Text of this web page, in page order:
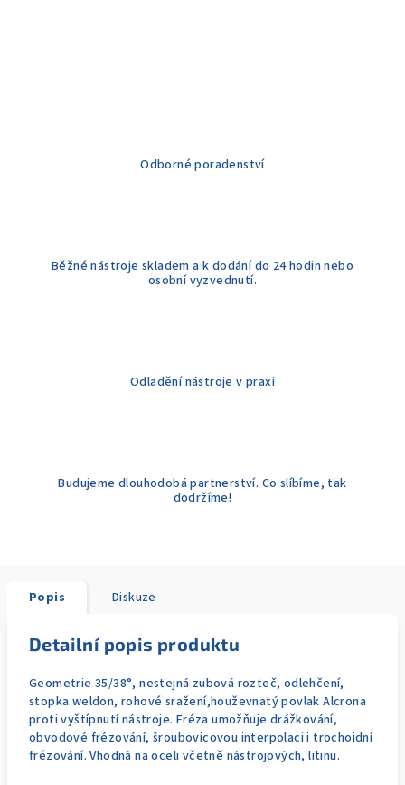
Odborné poradenství
Běžné nástroje skladem a k dodání do 24 hodin nebo
osobní vyzvednutí.
Odladění nástroje v praxi
Budujeme dlouhodobá partnerství. Co slíbíme, tak
dodržíme!
Popis Diskuze
Detailní popis produktu
Geometrie 35/38°, nestejná zubová rozteč, odlehčení,
stopka weldon, rohové sražení,houževnatý povlak Alcrona
proti vyštípnutí nástroje. Fréza umožňuje drážkování,
obvodové frézování, šroubovicovou interpolaci i trochoidní
frézování. Vhodná na oceli včetně nástrojových, litinu.